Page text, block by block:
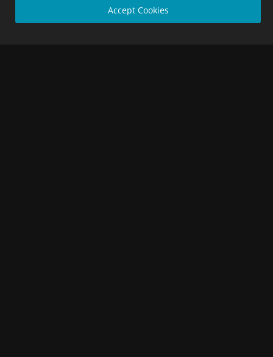
Accept Cookies